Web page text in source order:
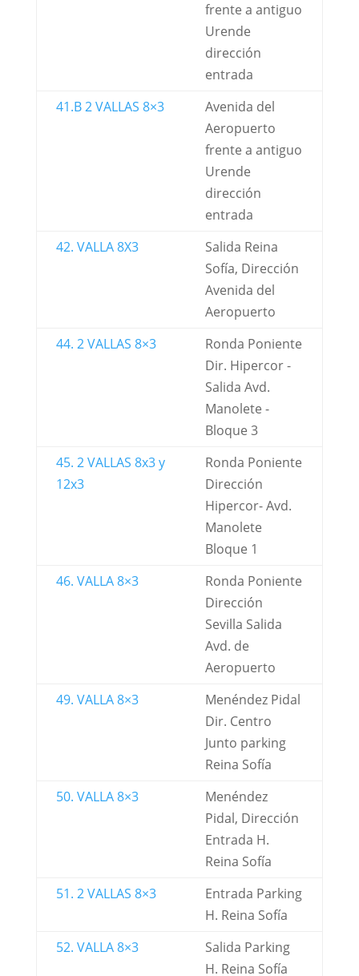
frente a antiguo
Urende
dirección
entrada
41.B 2 VALLAS 8×3
Avenida del
Aeropuerto
frente a antiguo
Urende
dirección
entrada
42. VALLA 8X3
Salida Reina
Sofía, Dirección
Avenida del
Aeropuerto
44. 2 VALLAS 8×3
Ronda Poniente
Dir. Hipercor -
Salida Avd.
Manolete -
Bloque 3
45. 2 VALLAS 8x3 y
12x3
Ronda Poniente
Dirección
Hipercor- Avd.
Manolete
Bloque 1
46. VALLA 8×3
Ronda Poniente
Dirección
Sevilla Salida
Avd. de
Aeropuerto
49. VALLA 8×3
Menéndez Pidal
Dir. Centro
Junto parking
Reina Sofía
50. VALLA 8×3
Menéndez
Pidal, Dirección
Entrada H.
Reina Sofía
51. 2 VALLAS 8×3
Entrada Parking
H. Reina Sofía
52. VALLA 8×3
Salida Parking
H. Reina Sofía